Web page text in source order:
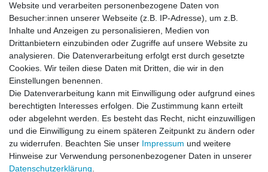
Newsletter
E-MAIL **
Newsletter
Honig
Hiermit bestätige ich, dass ich die
Einwilligung kann ich jederzeit widerrufen.**
Abonnieren
** Hierbei handelt es sich um ein Pflichtfeld.
Website und verarbeiten personenbezogene Daten von
Besucher:innen unserer Webseite (z.B. IP-Adresse), um z.B.
Inhalte und Anzeigen zu personalisieren, Medien von
Drittanbietern einzubinden oder Zugriffe auf unsere Website zu
analysieren. Die Datenverarbeitung erfolgt erst durch gesetzte
Cookies. Wir teilen diese Daten mit Dritten, die wir in den
Einstellungen benennen.
Die Datenverarbeitung kann mit Einwilligung oder aufgrund eines
berechtigten Interesses erfolgen. Die Zustimmung kann erteilt
oder abgelehnt werden. Es besteht das Recht, nicht einzuwilligen
und die Einwilligung zu einem späteren Zeitpunkt zu ändern oder
zu widerrufen. Beachten Sie unser Impressum und weitere
Hinweise zur Verwendung personenbezogener Daten in unserer
Daten­schutz­erklärung